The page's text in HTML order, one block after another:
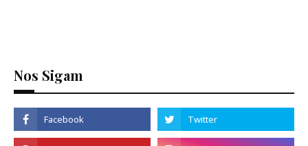
Nos Sigam